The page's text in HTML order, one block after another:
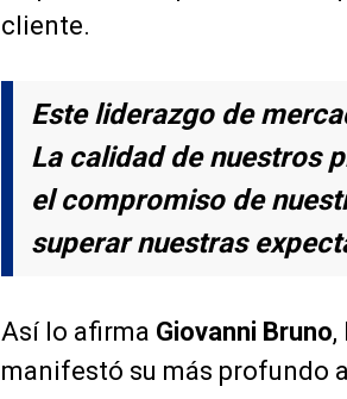
cliente.
Este liderazgo de
La calidad de nuestros
el compromiso de
superar nuestras
Así lo afirma Giovanni Bruno,
manifestó su más profundo